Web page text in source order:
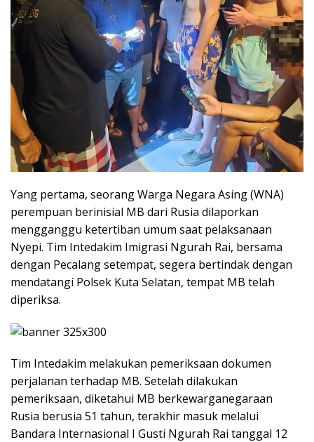
Yang pertama, seorang Warga Negara Asing (WNA)
perempuan berinisial MB dari Rusia dilaporkan
mengganggu ketertiban umum saat pelaksanaan
Nyepi. Tim Intedakim Imigrasi Ngurah Rai, bersama
dengan Pecalang setempat, segera bertindak dengan
mendatangi Polsek Kuta Selatan, tempat MB telah
diperiksa.
Tim Intedakim melakukan pemeriksaan dokumen
perjalanan terhadap MB. Setelah dilakukan
pemeriksaan, diketahui MB berkewarganegaraan
Rusia berusia 51 tahun, terakhir masuk melalui
Bandara Internasional I Gusti Ngurah Rai tanggal 12